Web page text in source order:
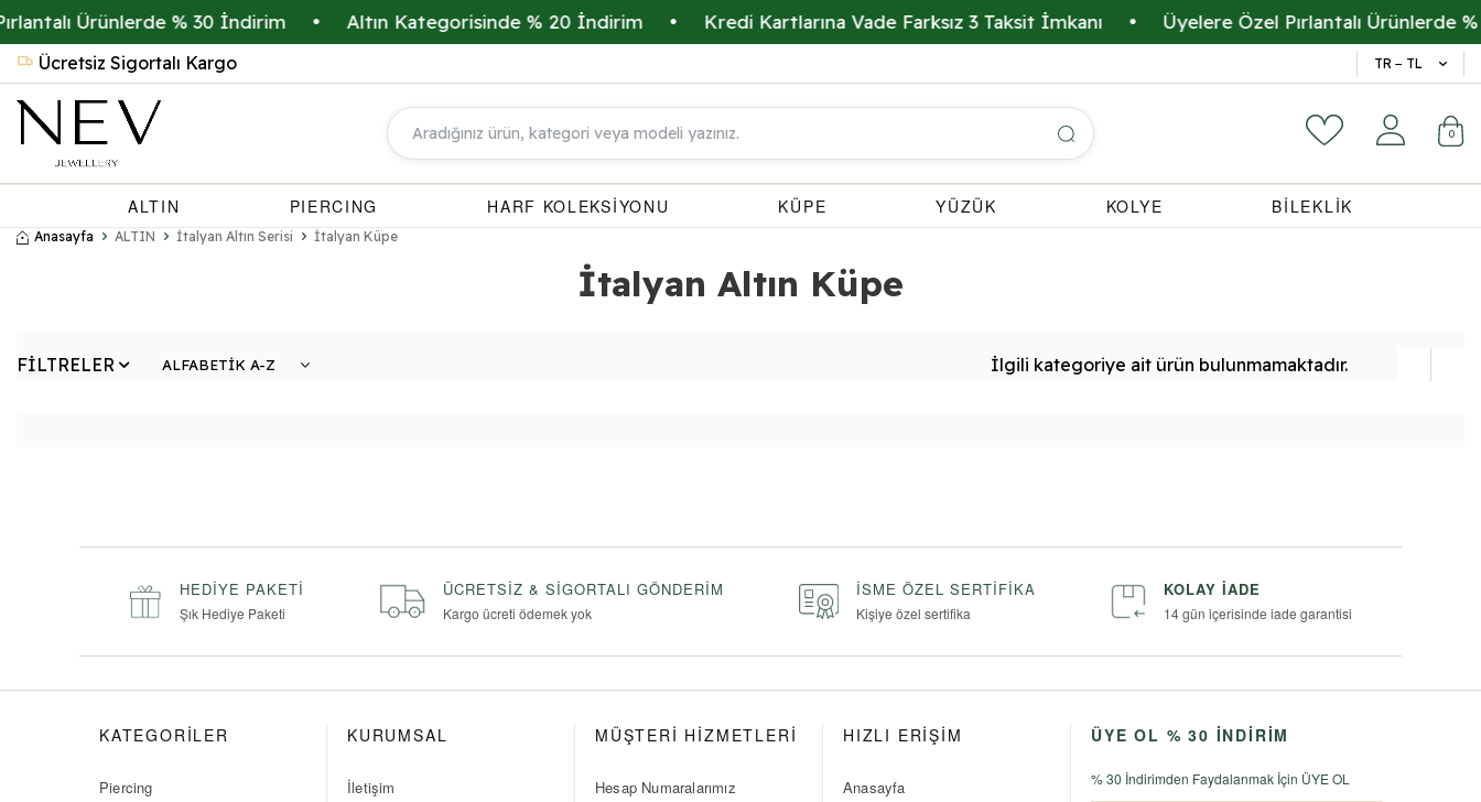
Ürünlerde % 30 İndirim Altın Kategorisinde % 20 İndirim Kredi Kartlarına Vade Farksız 3 Taksit İmkanı Üyelere Özel Pırlantalı Ürünlerde %
Ücretsiz Sigortalı Kargo 14 Gün
TR − TL
0
ALTIN PIERCING HARF KOLEKSİYONU KÜPE YÜZÜK KOLYE BİLEKLİK
Anasayfa ALTIN İtalyan Altın Serisi İtalyan Küpe
İtalyan Altın Küpe
FİLTRELER İlgili kategoriye ait ürün bulunmamaktadır.
HEDIYE PAKETI
Şık Hediye Paketi
ÜCRETSIZ & SIGORTALI GÖNDERIM
Kargo ücreti ödemek yok
İSME ÖZEL SERTIFIKA
Kişiye özel sertifika
KOLAY İADE
14 gün içerisinde iade garantisi
KATEGORİLER
Piercing
KURUMSAL
İletişim
MÜŞTERİ HİZMETLERİ
Hesap Numaralarımız
HIZLI ERİŞİM
Anasayfa
ÜYE OL % 30 İNDİRİM
% 30 İndirimden Faydalanmak İçin ÜYE OL